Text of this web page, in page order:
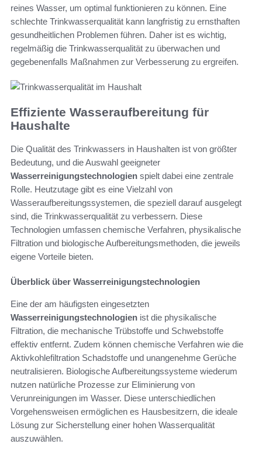
reines Wasser, um optimal funktionieren zu können. Eine
schlechte Trinkwasserqualität kann langfristig zu ernsthaften
gesundheitlichen Problemen führen. Daher ist es wichtig,
regelmäßig die Trinkwasserqualität zu überwachen und
gegebenenfalls Maßnahmen zur Verbesserung zu ergreifen.
Effiziente Wasseraufbereitung für
Haushalte
Die Qualität des Trinkwassers in Haushalten ist von größter
Bedeutung, und die Auswahl geeigneter
Wasserreinigungstechnologien spielt dabei eine zentrale
Rolle. Heutzutage gibt es eine Vielzahl von
Wasseraufbereitungssystemen, die speziell darauf ausgelegt
sind, die Trinkwasserqualität zu verbessern. Diese
Technologien umfassen chemische Verfahren, physikalische
Filtration und biologische Aufbereitungsmethoden, die jeweils
eigene Vorteile bieten.
Überblick über Wasserreinigungstechnologien
Eine der am häufigsten eingesetzten
Wasserreinigungstechnologien ist die physikalische
Filtration, die mechanische Trübstoffe und Schwebstoffe
effektiv entfernt. Zudem können chemische Verfahren wie die
Aktivkohlefiltration Schadstoffe und unangenehme Gerüche
neutralisieren. Biologische Aufbereitungssysteme wiederum
nutzen natürliche Prozesse zur Eliminierung von
Verunreinigungen im Wasser. Diese unterschiedlichen
Vorgehensweisen ermöglichen es Hausbesitzern, die ideale
Lösung zur Sicherstellung einer hohen Wasserqualität
auszuwählen.